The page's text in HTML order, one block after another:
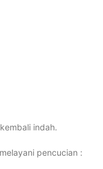
indah.
pencucian :